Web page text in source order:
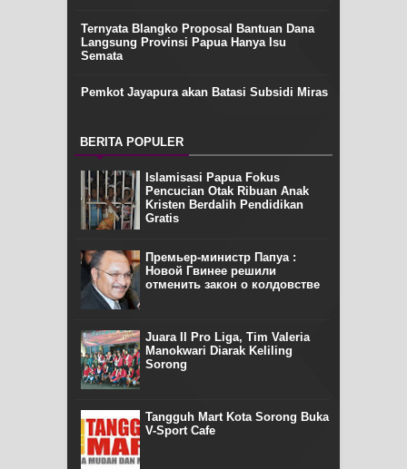
Ternyata Blangko Proposal Bantuan Dana
Langsung Provinsi Papua Hanya Isu
Semata
Pemkot Jayapura akan Batasi Subsidi Miras
BERITA POPULER
Islamisasi Papua Fokus
Pencucian Otak Ribuan Anak
Kristen Berdalih Pendidikan
Gratis
Премьер-министр Папуа :
Новой Гвинее решили
отменить закон о колдовстве
Juara II Pro Liga, Tim Valeria
Manokwari Diarak Keliling
Sorong
Tangguh Mart Kota Sorong Buka
V-Sport Cafe